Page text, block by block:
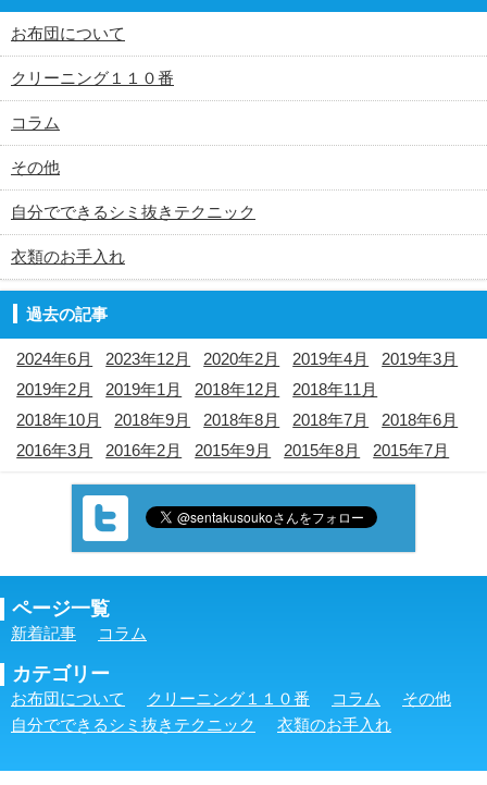
お布団について
クリーニング１１０番
コラム
その他
自分でできるシミ抜きテクニック
衣類のお手入れ
過去の記事
2024年6月 2023年12月 2020年2月 2019年4月
2019年3月
2019年2月
2019年1月 2018年12月
2018年11月
2018年10月
2018年9月 2018年8月 2018年7月
2018年6月
2016年3月
2016年2月 2015年9月 2015年8月 2015年7月
ページ一覧
新着記事 コラム
カテゴリー
お布団について クリーニング１１０番 コラム
その他
自分でできるシミ抜きテクニック
衣類のお手入れ